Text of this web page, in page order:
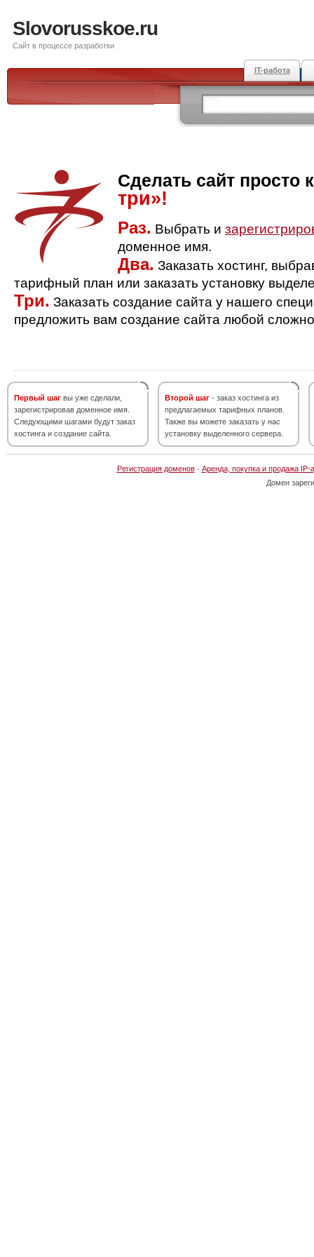
Slovorusskoe.ru
Сайт в процессе разработки
IT-работа
Сделать сайт просто
три»!
Раз. Выбрать и
доменное имя.
Два. Заказать хостинг,
тарифный план или заказать установку
Три. Заказать создание сайта у нашего
предложить вам создание сайта любой
Первый шаг вы уже сделали,
зарегистрировав доменное имя.
Следующими шагами будут заказ
хостинга и создание сайта.
Второй шаг - заказ хостинга из
предлагаемых тарифных планов.
Также вы можете заказать у нас
установку выделенного сервера.
Регистрация доменов· Аренда, покупка и продажа IP-
Домен